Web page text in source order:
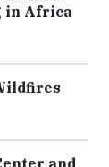
in Africa
and